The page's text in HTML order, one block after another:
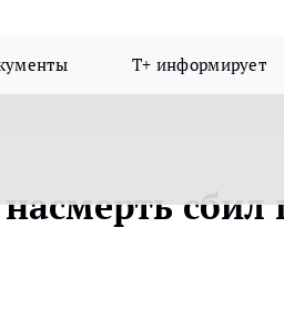
Т+ информирует
сбил